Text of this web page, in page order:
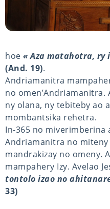
hoe « Aza matahotra, ry
(And. 19).
Andriamanitra
no omen’Andriamanitra.
ny olana, ny tebiteby ao
mombantsika rehetra.
In-365 no miverimberina
Andriamanitra no miteny
mandrakizay no omeny.
mampahery Izy. Avelao
tontolo izao no
33)